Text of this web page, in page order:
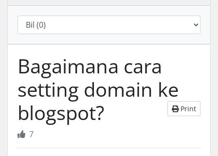
Bagaimana cara
setting domain ke
blogspot?
Print
7